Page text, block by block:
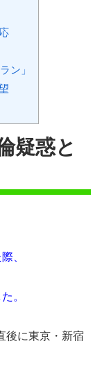
ン」
疑惑と
、
。
後に東京・新宿